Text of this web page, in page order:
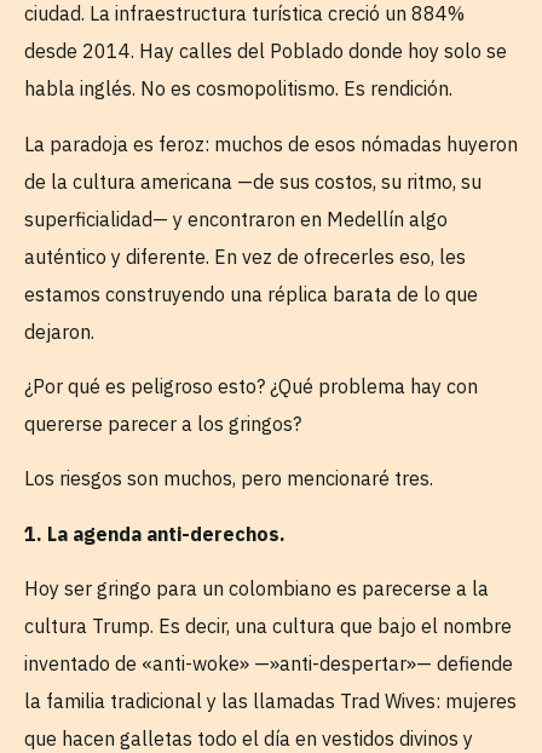
ciudad. La infraestructura turística creció un 884%
desde 2014. Hay calles del Poblado donde hoy solo se
habla inglés. No es cosmopolitismo. Es rendición.
La paradoja es feroz: muchos de esos nómadas huyeron
de la cultura americana —de sus costos, su ritmo, su
superficialidad— y encontraron en Medellín algo
auténtico y diferente. En vez de ofrecerles eso, les
estamos construyendo una réplica barata de lo que
dejaron.
¿Por qué es peligroso esto? ¿Qué problema hay con
quererse parecer a los gringos?
Los riesgos son muchos, pero mencionaré tres.
1. La agenda anti-derechos.
Hoy ser gringo para un colombiano es parecerse a la
cultura Trump. Es decir, una cultura que bajo el nombre
inventado de «anti-woke» —»anti-despertar»— defiende
la familia tradicional y las llamadas Trad Wives: mujeres
que hacen galletas todo el día en vestidos divinos y